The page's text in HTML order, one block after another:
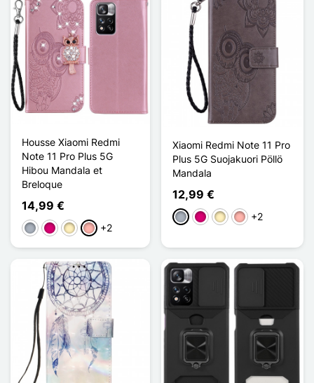
Housse Xiaomi Redmi
Note 11 Pro Plus 5G
Hibou Mandala et
Breloque
14,99 €
HarmaaMagenta
DoréOr Rose
+2
Xiaomi Redmi Note 11 Pro
Plus 5G Suojakuori Pöllö
Mandala
12,99 €
HarmaaMagenta
DoréOr Rose
+2